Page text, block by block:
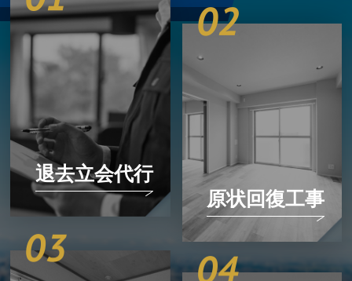
退去立会代行
原状回復工事